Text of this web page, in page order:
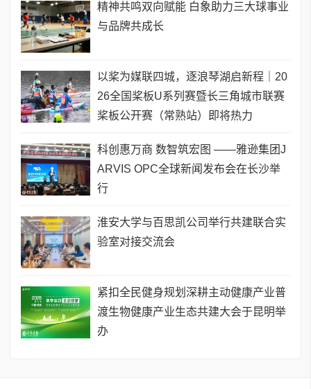
精神共鸣双向赋能 白象助力三大球事业
与品牌共成长
以桨为媒联四城，逐浪琴湖启新程｜20
26全国桨板U系列赛暨长三角城市联赛
桨板公开赛（常熟站）即将热力
科创惠万商 数智筑宏图 ——雅逊集团J
ARVIS OPC全球新闻发布会在长沙举
行
淮安大学与百思凯公司举行共建联合实
验室对接交流会
​紧扣全民健身规划深耕主动健康产业普
渡生物健康产业生态共建大会于昆明举
办